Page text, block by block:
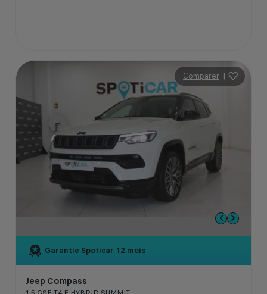
Comparer |
Garantie Spoticar 12 mois
Jeep Compass